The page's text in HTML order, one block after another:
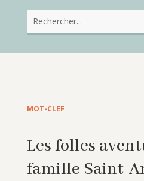
MOT-CLEF
Les folles
famille Saint-